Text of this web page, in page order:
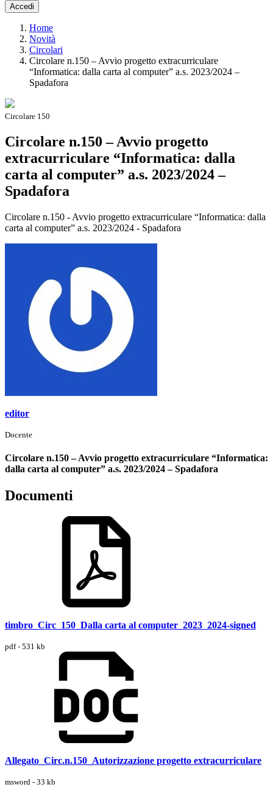
Accedi
Home
Novità
Circolari
Circolare n.150 – Avvio progetto extracurriculare
“Informatica: dalla carta al computer” a.s. 2023/2024 –
Spadafora
Circolare 150
Circolare n.150 – Avvio progetto
extracurriculare “Informatica: dalla
carta al computer” a.s. 2023/2024 –
Spadafora
Circolare n.150 - Avvio progetto extracurriculare “Informatica: dalla
carta al computer” a.s. 2023/2024 - Spadafora
editor
Docente
Circolare n.150 – Avvio progetto extracurriculare “Informatica:
dalla carta al computer” a.s. 2023/2024 – Spadafora
Documenti
timbro_Circ_150_Dalla carta al computer_2023_2024-signed
pdf - 531 kb
Allegato_Circ.n.150_Autorizzazione progetto extracurriculare
msword - 33 kb